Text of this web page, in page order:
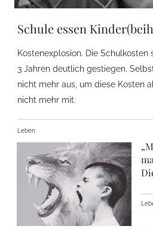
Schule essen
Kostenexplosion. Die
3 Jahren deutlich gestiegen.
nicht mehr aus, um diese Kosten
nicht mehr mit.
Leben